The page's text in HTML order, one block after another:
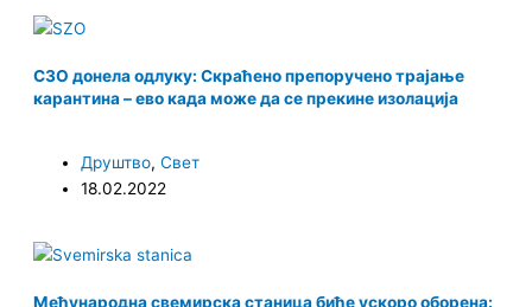
СЗО донела одлуку: Скраћено препоручено трајање
карантина – ево када може да се прекине изолација
Друштво, Свет
18.02.2022
Међународна свемирска станица биће ускоро оборена: